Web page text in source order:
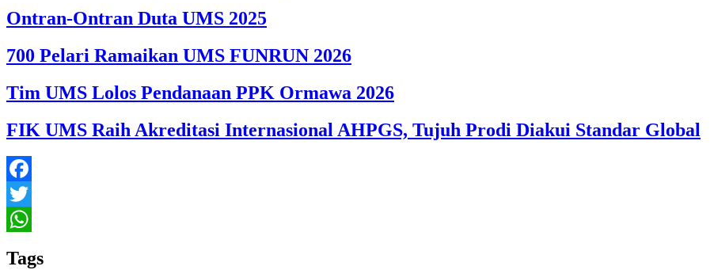
Ontran-Ontran Duta UMS 2025
700 Pelari Ramaikan UMS FUNRUN 2026
Tim UMS Lolos Pendanaan PPK Ormawa 2026
FIK UMS Raih Akreditasi Internasional AHPGS, Tujuh Prodi Diakui Standar Global
Facebook
Twitter
Tags